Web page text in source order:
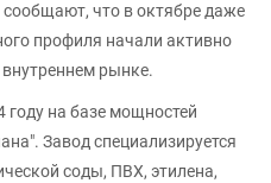
что в октябре даже
профиля начали активно
рынке.
году на базе мощностей
Завод специализируется
соды, ПВХ, этилена,